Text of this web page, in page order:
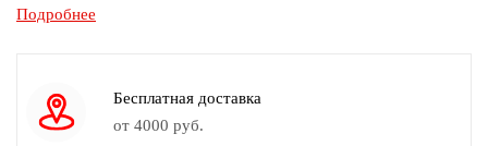
Состав:65% Вискоза 10% Лайкра 25% Нейлон
Страна производства:Россия
Подробнее
Бесплатная доставка
от 4000 руб.